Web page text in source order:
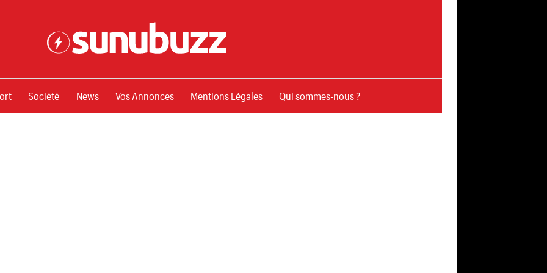
Société News Vos Annonces Mentions Légales Qui sommes-nous ?